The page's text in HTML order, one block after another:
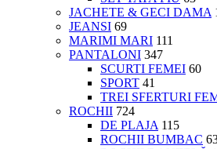
JACHETE & GECI DAMA
JEANSI 69
MARIMI MARI 111
PANTALONI 347
SCURTI FEMEI 60
SPORT 41
TREI SFERTURI
ROCHII 724
DE PLAJA 115
ROCHII BUMBAC